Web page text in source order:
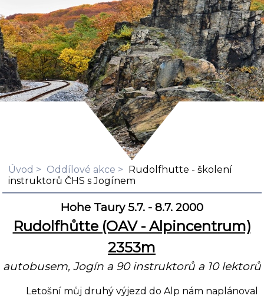
Úvod Oddílové akce
Rudolfhutte - školení
instruktorů ČHS s Jogínem
Hohe Taury 5.7. - 8.7. 2000
Rudolfhůtte (OAV - Alpincentrum)
2353m
autobusem, Jogín a 90 instruktorů a 10 lektorů
Letošní můj druhý výjezd do Alp nám naplánoval